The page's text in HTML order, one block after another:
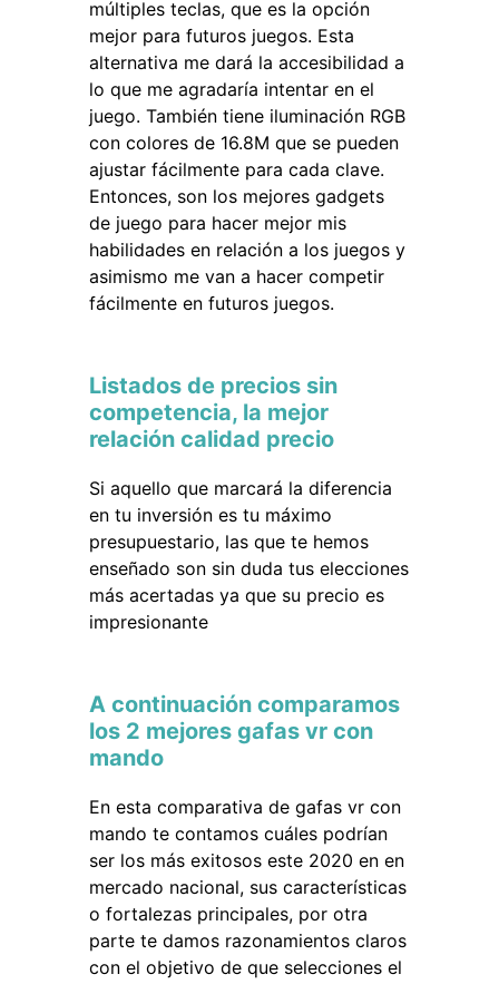
múltiples teclas, que es la opción
mejor para futuros juegos. Esta
alternativa me dará la accesibilidad a
lo que me agradaría intentar en el
juego. También tiene iluminación RGB
con colores de 16.8M que se pueden
ajustar fácilmente para cada clave.
Entonces, son los mejores gadgets
de juego para hacer mejor mis
habilidades en relación a los juegos y
asimismo me van a hacer competir
fácilmente en futuros juegos.
Listados de precios sin
competencia, la mejor
relación calidad precio
Si aquello que marcará la diferencia
en tu inversión es tu máximo
presupuestario, las que te hemos
enseñado son sin duda tus elecciones
más acertadas ya que su precio es
impresionante
A continuación comparamos
los 2 mejores gafas vr con
mando
En esta comparativa de gafas vr con
mando te contamos cuáles podrían
ser los más exitosos este 2020 en en
mercado nacional, sus características
o fortalezas principales, por otra
parte te damos razonamientos claros
con el objetivo de que selecciones el